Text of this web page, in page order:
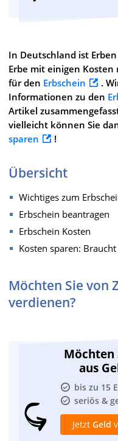
In Deutschland ist
Erbe mit einigen
für den Erbschein
.
Informationen zu den
Artikel
vielleicht können Sie
sparen
!
Übersicht
Wichtiges zum
Erbschein beantragen
Erbschein Kosten
Kosten sparen:
Möchten Sie von
verdienen?
Möchten
aus
bis zu 15
seriös &
Jetzt Geld